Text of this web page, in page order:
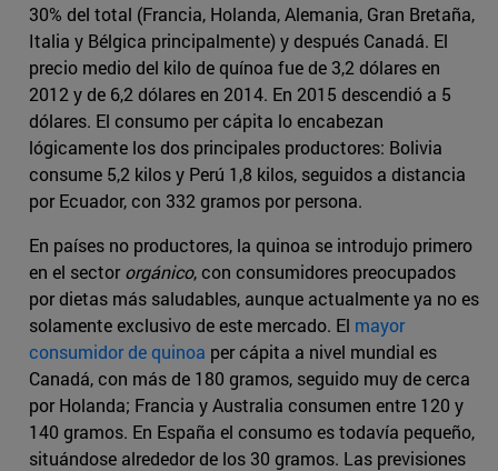
30% del total (Francia, Holanda, Alemania, Gran Bretaña,
Italia y Bélgica principalmente) y después Canadá. El
precio medio del kilo de quínoa fue de 3,2 dólares en
2012 y de 6,2 dólares en 2014. En 2015 descendió a 5
dólares. El consumo per cápita lo encabezan
lógicamente los dos principales productores: Bolivia
consume 5,2 kilos y Perú 1,8 kilos, seguidos a distancia
por Ecuador, con 332 gramos por persona.
En países no productores, la quinoa se introdujo primero
en el sectororgánico, con consumidores preocupados
por dietas más saludables, aunque actualmente ya no es
solamente exclusivo de este mercado. El mayor
consumidor de quinoa per cápita a nivel mundial es
Canadá, con más de 180 gramos, seguido muy de cerca
por Holanda; Francia y Australia consumen entre 120 y
140 gramos. En España el consumo es todavía pequeño,
situándose alrededor de los 30 gramos. Las previsiones